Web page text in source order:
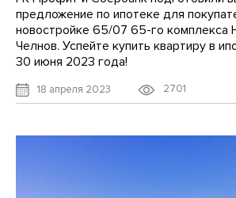
предложение по ипотеке для
новостройке 65/07 65-го комплекса
Челнов. Успейте купить квартиру в
30 июня 2023 года!
18 апреля 2023 2701